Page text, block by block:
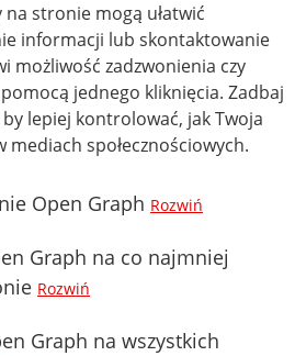
stronie mogą ułatwić
informacji lub skontaktowanie
możliwość zadzwonienia czy
jednego kliknięcia. Zadbaj
lepiej kontrolować, jak Twoja
społecznościowych.
Open Graph Rozwiń
Graph na co najmniej
Rozwiń
Graph na wszystkich